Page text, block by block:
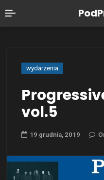
wydarzenia
vol.5
19 grudnia, 2019